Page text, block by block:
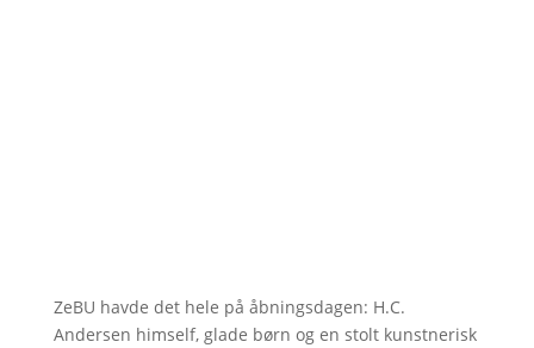
ZeBU havde det hele på åbningsdagen: H.C.
Andersen himself, glade børn og en stolt kunstnerisk